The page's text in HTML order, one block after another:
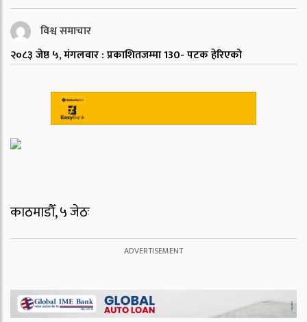
विश्व समाचार
२०८३ जेष्ठ ५, मंगलवार : प्रकाशितजम्मा130- पटक हेरिएको
काठमाडौँ, ५ जेठः